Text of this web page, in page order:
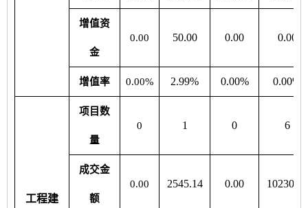
增值资
金
0.00 50.00 0.00 0.00
增值率 0.00% 2.99% 0.00% 0.00%
工程建
项目数
量
0 1 0 6
成交金
额
0.00 2545.14 0.00 10230.22